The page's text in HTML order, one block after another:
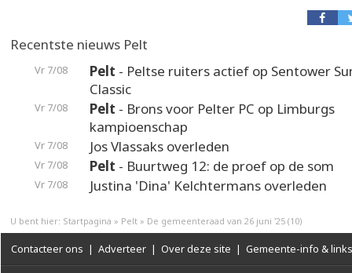
Recentste nieuws Pelt
Vr 7/08 Pelt - Peltse ruiters actief op Sentower
Classic
Vr 7/08 Pelt - Brons voor Pelter PC op Limburgs
kampioenschap
Vr 7/08 Jos Vlassaks overleden
Vr 7/08 Pelt - Buurtweg 12: de proef op de som
Vr 7/08 Justina 'Dina' Kelchtermans overleden
U bent hier: Startpagina » Pelt » De gemeenteraad van 26 juni '25 (10)
Contacteer ons | Adverteer | Over deze site | Gemeente-info & links